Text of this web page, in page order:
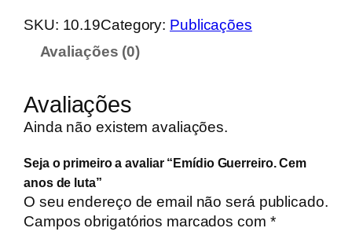
a
d
a
d
e
e
E
SKU: 10.19Category: Publicações
Avaliações (0)
Avaliações
Ainda não existem avaliações.
Seja o primeiro a avaliar “Emídio Guerreiro. Cem
anos de luta”
O seu endereço de email não será publicado.
Campos obrigatórios marcados com *